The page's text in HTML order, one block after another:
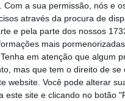
Com a sua permissão, nós e
através da procura de
e pela parte dos nossos
mais
Tenha em atenção que algum
mas que tem o direito de
website. Você pode alterar
este site e clicando no botão